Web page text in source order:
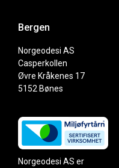
Bergen
Norgeodesi AS
Casperkollen
Øvre Kråkenes 17
5152 Bønes
Norgeodesi AS er